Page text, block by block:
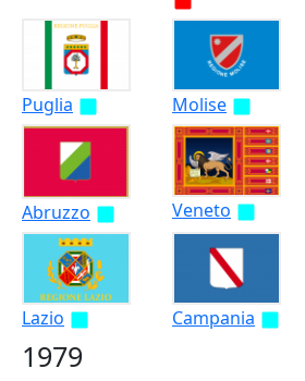
Puglia Molise
Abruzzo Veneto
Lazio Campania
1979